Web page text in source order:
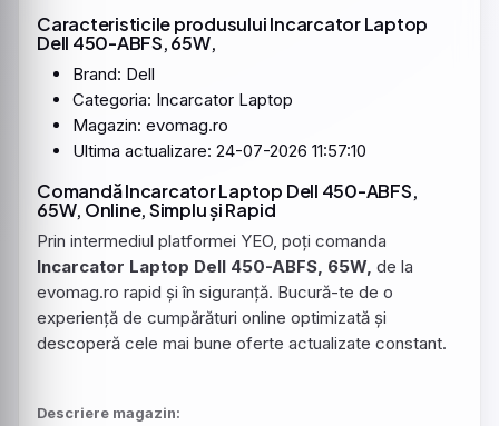
Caracteristicile produsului Incarcator Laptop
Dell 450-ABFS, 65W,
Brand: Dell
Categoria: Incarcator Laptop
Magazin: evomag.ro
Ultima actualizare: 24-07-2026 11:57:10
Comandă Incarcator Laptop Dell 450-ABFS,
65W, Online, Simplu și Rapid
Prin intermediul platformei YEO, poți comanda
Incarcator Laptop Dell 450-ABFS, 65W, de la
evomag.ro rapid și în siguranță. Bucură-te de o
experiență de cumpărături online optimizată și
descoperă cele mai bune oferte actualizate constant.
Descriere magazin: